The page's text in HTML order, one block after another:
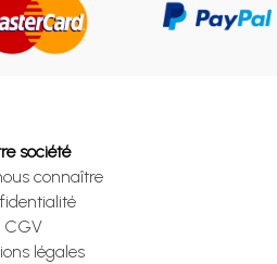
société
connaître
CGV
légales